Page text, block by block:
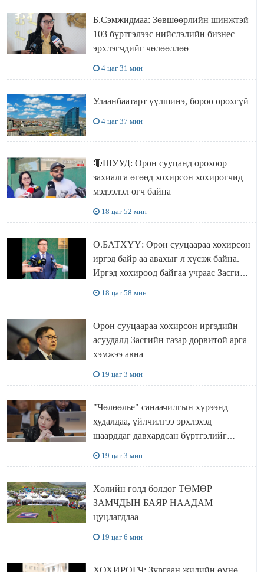
Б.Сэмжидмаа: Зөвшөөрлийн шинжтэй
103 бүртгэлээс нийслэлийн бизнес
эрхлэгчдийг чөлөөллөө
4 цаг 31 мин
Улаанбаатарт үүлшинэ, бороо орохгүй
4 цаг 37 мин
🔴ШУУД: Орон сууцанд орохоор
захиалга өгөөд хохирсон хохирогчид
мэдээлэл өгч байна
18 цаг 52 мин
О.БАТХҮҮ: Орон сууцаараа хохирсон
иргэд байр аа авахыг л хүсэж байна.
Иргэд хохироод байгаа учраас Засгийн
18 цаг 58 мин
Орон сууцаараа хохирсон иргэдийн
асуудалд Засгийн газар дорвитой арга
хэмжээ авна
19 цаг 3 мин
"Чөлөөлье" санаачилгын хүрээнд
худалдаа, үйлчилгээ эрхлэхэд
шаарддаг давхардсан бүртгэлийг
19 цаг 3 мин
Хөлийн голд болдог ТӨМӨР
ЗАМЧДЫН БАЯР НААДАМ
цуцлагдлаа
19 цаг 6 мин
ХОХИРОГЧ: Зургаан жилийн өмнө